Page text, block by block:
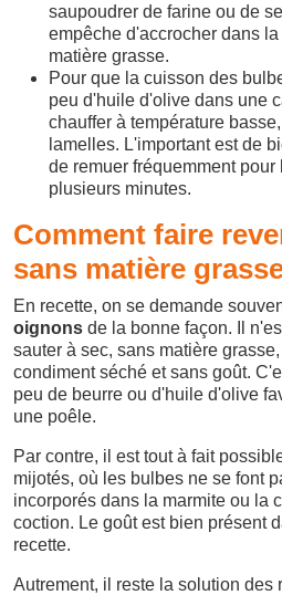
saupoudrer de farine ou de
empêche d'accrocher dans
matière grasse.
Pour que la cuisson des
peu d'huile d'olive dans une
chauffer à température
lamelles. L'important est de
de remuer fréquemment
plusieurs minutes.
Comment faire
sans matière
En recette, on se demande
oignons de la bonne façon. Il
sauter à sec, sans matière
condiment séché et sans goût.
peu de beurre ou d'huile d'olive
une poêle.
Par contre, il est tout à fait
mijotés, où les bulbes ne se font
incorporés dans la marmite ou la
coction. Le goût est bien présent
recette.
Autrement, il reste la solution des